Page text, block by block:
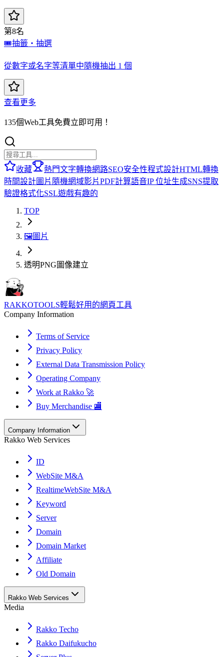
第8名
🎟️抽籤・抽選
從數字或名字等清單中隨機抽出 1 個
查看更多
135個Web工具免費立即可用！
收藏 熱門文字轉換網路SEO安全性程式設計HTML轉換
時間設計圖片 隨機網域影片PDF計算語音IP 位址生成SNS提取
驗證格式化SSL遊戲有趣的
TOP
🖼️圖片
透明PNG圖像建立
RAKKOTOOLS輕鬆好用的網頁工具
Company Information
Terms of Service
Privacy Policy
External Data Transmission Policy
Operating Company
Work at Rakko 🚀
Buy Merchandise 🏬
Company Information
Rakko Web Services
ID
WebSite M&A
RealtimeWebSite M&A
Keyword
Server
Domain
Domain Market
Affiliate
Old Domain
Rakko Web Services
Media
Rakko Techo
Rakko Daifukucho